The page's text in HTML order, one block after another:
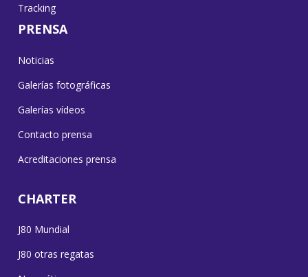
Tracking
PRENSA
Noticias
Galerías fotográficas
Galerías vídeos
Contacto prensa
Acreditaciones prensa
CHARTER
J80 Mundial
J80 otras regatas